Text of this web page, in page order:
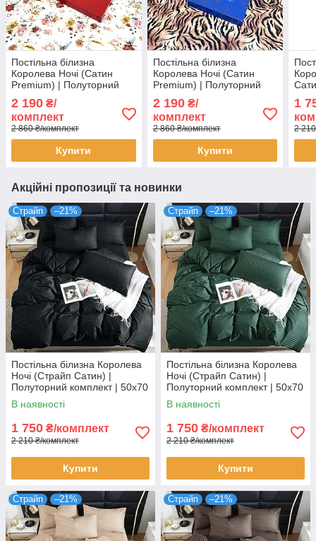
Постільна білизна
Королева Ночі (Сатин
Premium) | Полуторний
білому та бежевому
2 190 ₴/
комплект
2 860 ₴/комплект
Купити
Постільна білизна
Королева Ночі (Сатин
Premium) | Полуторний
Тигровий принт на
гірчичному
2 190₴/
комплект
2 860 ₴/комплект
Купити
1
2
Акційні пропозиції та новинки
Страйп –21%
Постільна білизна Королева
Ночі (Страйп Сатин) |
Полуторний комплект | 50х70
| Чорний сатин страйп
В наявності
1 750 ₴/комплект
2 210 ₴/комплект
Купити
Страйп –21%
Постільна білизна Королева
Ночі (Страйп Сатин) |
Полуторний комплект | 50х70
| Зелений страйп сатин
В наявності
1 750 ₴/комплект
2 210 ₴/комплект
Купити
Страйп –21% Страйп –21%